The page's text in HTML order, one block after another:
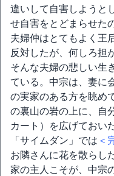
違いして自害しようと
せ自害をとどまらせた
夫婦仲はとてもよく王
反対したが、何しろ担
そんな夫婦の悲しい生
ている。中宗は、妻に
の実家のある方を眺め
の裏山の岩の上に、自
カート）を広げておい
「サイムダン」では ＜
お隣さんに花を散らし
家の主人こそが、中宗